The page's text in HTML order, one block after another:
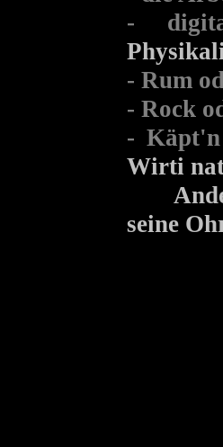
-
- Rum
- Rock
-
Wirti
seine